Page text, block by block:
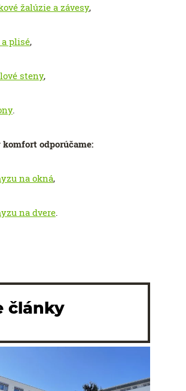
žalúzie a závesy,
plisé,
steny,
.
odporúčame:
na okná,
na dvere.
články